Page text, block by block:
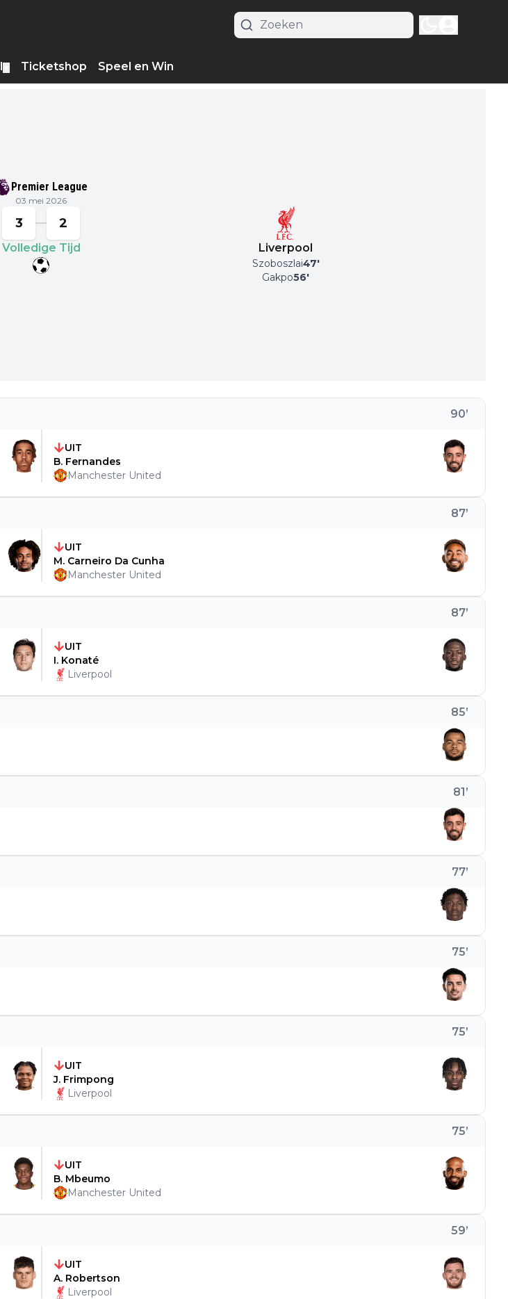
Ticketshop Speel en Win
Premier League
03 mei 2026
3 2
Volledige Tijd Liverpool
Szoboszlai47'
Gakpo56'
59’
UIT
A. Robertson
Liverpool
75’
UIT
B. Mbeumo
Manchester United
75’
UIT
J. Frimpong
Liverpool
75’
77’
81’
85’
87’
UIT
I. Konaté
Liverpool
87’
UIT
M. Carneiro Da Cunha
Manchester United
90’
UIT
B. Fernandes
Manchester United